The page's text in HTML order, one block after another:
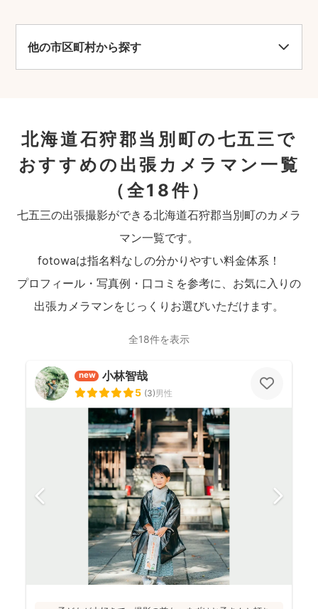
他の市区町村から探す
北海道石狩郡当別町の七五三で
おすすめの出張カメラマン一覧
（全18件）
七五三の出張撮影ができる北海道石狩郡当別町のカメラ
マン一覧です。
fotowaは指名料なしの分かりやすい料金体系！
プロフィール・写真例・口コミを参考に、お気に入りの
出張カメラマンをじっくりお選びいただけます。
全18件を表示
new 小林智哉
5 (3)男性